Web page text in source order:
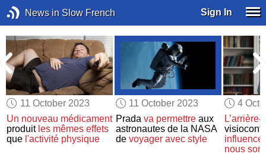
News in Slow French Sign In
11 October 2023
Un nouveau médicament
produit les mêmes effets
que l'activité physique
11 October 2023
Prada va permettreaux
astronautes de la NASA
de voyager avec style
4
L’arrière-
influence
nous